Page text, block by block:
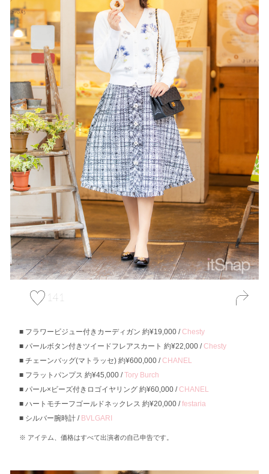
141
フラワービジュー付きカーディガン 約¥19,000 /Chesty
パールボタン付きツイードフレアスカート 約¥22,000 /Chesty
チェーンバッグ(マトラッセ) 約¥600,000 /CHANEL
フラットパンプス 約¥45,000 /Tory Burch
パール×ビーズ付きロゴイヤリング 約¥60,000 /CHANEL
ハートモチーフゴールドネックレス 約¥20,000 /festaria
シルバー腕時計 / BVLGARI
アイテム、価格はすべて出演者の自己申告です。